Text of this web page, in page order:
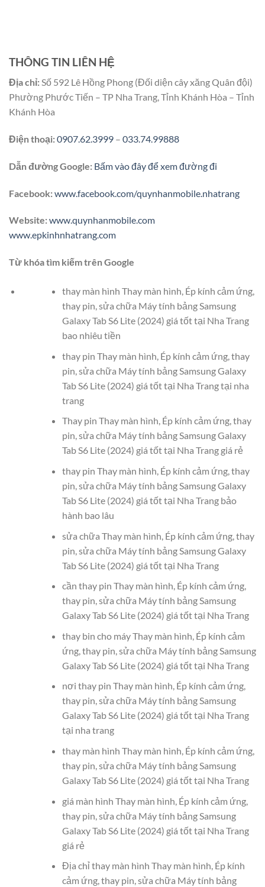
THÔNG TIN LIÊN HỆ
Địa chỉ:Số 592 Lê Hồng Phong (Đối diện cây xăng Quân đội)
Phường Phước Tiến – TP Nha Trang, Tỉnh Khánh Hòa – Tỉnh
Khánh Hòa
Điện thoại:0907.62.3999 – 033.74.99888
Dẫn đường Google: Bấm vào đây để xem đường đi
Facebook:www.facebook.com/quynhanmobile.nhatrang
Website:www.quynhanmobile.com
www.epkinhnhatrang.com
Từ khóa tìm kiếm trên Google
thay màn hình Thay màn hình, Ép kính cảm ứng,
thay pin, sửa chữa Máy tính bảng Samsung
Galaxy Tab S6 Lite (2024) giá tốt tại Nha Trang
bao nhiêu tiền
thay pin Thay màn hình, Ép kính cảm ứng, thay
pin, sửa chữa Máy tính bảng Samsung Galaxy
Tab S6 Lite (2024) giá tốt tại Nha Trang tại nha
trang
Thay pin Thay màn hình, Ép kính cảm ứng, thay
pin, sửa chữa Máy tính bảng Samsung Galaxy
Tab S6 Lite (2024) giá tốt tại Nha Trang giá rẻ
thay pin Thay màn hình, Ép kính cảm ứng, thay
pin, sửa chữa Máy tính bảng Samsung Galaxy
Tab S6 Lite (2024) giá tốt tại Nha Trang bảo
hành bao lâu
sửa chữa Thay màn hình, Ép kính cảm ứng, thay
pin, sửa chữa Máy tính bảng Samsung Galaxy
Tab S6 Lite (2024) giá tốt tại Nha Trang
cần thay pin Thay màn hình, Ép kính cảm ứng,
thay pin, sửa chữa Máy tính bảng Samsung
Galaxy Tab S6 Lite (2024) giá tốt tại Nha Trang
thay bin cho máy Thay màn hình, Ép kính cảm
ứng, thay pin, sửa chữa Máy tính bảng Samsung
Galaxy Tab S6 Lite (2024) giá tốt tại Nha Trang
nơi thay pin Thay màn hình, Ép kính cảm ứng,
thay pin, sửa chữa Máy tính bảng Samsung
Galaxy Tab S6 Lite (2024) giá tốt tại Nha Trang
tại nha trang
thay màn hình Thay màn hình, Ép kính cảm ứng,
thay pin, sửa chữa Máy tính bảng Samsung
Galaxy Tab S6 Lite (2024) giá tốt tại Nha Trang
giá màn hình Thay màn hình, Ép kính cảm ứng,
thay pin, sửa chữa Máy tính bảng Samsung
Galaxy Tab S6 Lite (2024) giá tốt tại Nha Trang
giá rẻ
Địa chỉ thay màn hình Thay màn hình, Ép kính
cảm ứng, thay pin, sửa chữa Máy tính bảng